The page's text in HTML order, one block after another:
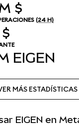
$
(24 H)
EIGEN
MÁS ESTADÍSTICAS
EIGEN en